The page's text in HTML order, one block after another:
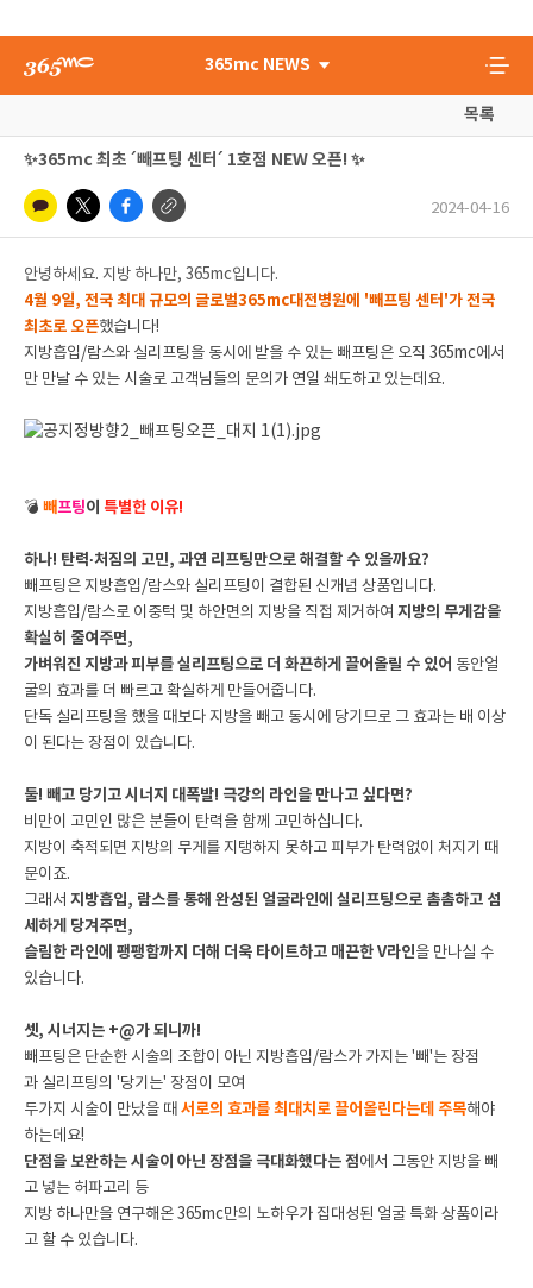
365mc NEWS
목록
✨365mc 최초 ´빼프팅 센터´ 1호점 NEW 오픈! ✨
2024-04-16
안녕하세요. 지방 하나만, 365mc입니다.
4월 9일, 전국 최대 규모의 글로벌365mc대전병원에 '빼프팅 센터'가전국
최초로오픈했습니다!
지방흡입/람스와 실리프팅을 동시에 받을 수 있는 빼프팅은 오직 365mc에서
만 만날 수 있는 시술로 고객님들의 문의가 연일 쇄도하고 있는데요.
💣 빼프팅이 특별한 이유!
하나! 탄력·처짐의 고민, 과연 리프팅만으로 해결할 수 있을까요?
빼프팅은 지방흡입/람스와 실리프팅이 결합된 신개념 상품입니다.
지방흡입/람스로 이중턱 및 하안면의 지방을 직접 제거하여 지방의 무게감을
확실히 줄여주면,
가벼워진 지방과 피부를 실리프팅으로 더 화끈하게 끌어올릴 수 있어 동안얼
굴의 효과를 더 빠르고 확실하게 만들어줍니다.
단독 실리프팅을 했을 때보다 지방을 빼고 동시에 당기므로 그 효과는 배 이상
이 된다는 장점이 있습니다.
둘! 빼고 당기고 시너지 대폭발! 극강의 라인을 만나고 싶다면?
비만이 고민인 많은 분들이 탄력을 함께 고민하십니다.
지방이 축적되면 지방의 무게를 지탱하지 못하고 피부가 탄력없이 처지기 때
문이죠.
그래서 지방흡입, 람스를 통해 완성된 얼굴라인에 실리프팅으로 촘촘하고 섬
세하게 당겨주면,
슬림한 라인에 팽팽함까지 더해 더욱 타이트하고 매끈한 V라인을 만나실 수
있습니다.
셋, 시너지는 +@가 되니까!
빼프팅은 단순한 시술의 조합이 아닌 지방흡입/람스가 가지는 '빼'는 장점
과 실리프팅의 '당기는' 장점이 모여
두가지 시술이 만났을 때 서로의 효과를 최대치로 끌어올린다는데 주목해야
하는데요!
단점을 보완하는 시술이 아닌 장점을 극대화했다는 점에서 그동안 지방을 빼
고 넣는 허파고리 등
지방 하나만을 연구해온 365mc만의 노하우가 집대성된 얼굴 특화 상품이라
고 할 수 있습니다.